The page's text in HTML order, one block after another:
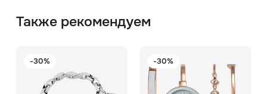
Также рекомендуем
-30% -30%